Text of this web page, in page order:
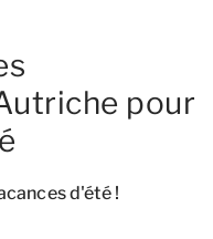
pour
d'été !